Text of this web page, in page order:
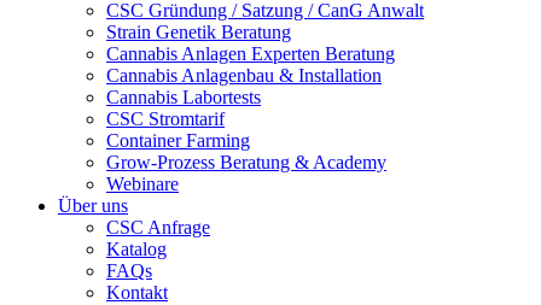
CSC Gründung / Satzung / CanG Anwalt
Strain Genetik Beratung
Cannabis Anlagen Experten Beratung
Cannabis Anlagenbau & Installation
Cannabis Labortests
CSC Stromtarif
Container Farming
Grow-Prozess Beratung & Academy
Webinare
Über uns
CSC Anfrage
Katalog
FAQs
Kontakt